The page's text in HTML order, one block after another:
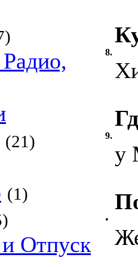
(21)
(1)
Отпуск
8.
9.
у
•